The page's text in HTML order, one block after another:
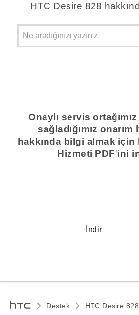
HTC Desire 828
Onaylı servis ortağımız
sağladığımız
hakkında bilgi almak için
Hizmeti PDF'ini
İndir
Destek HTC Desire 828‎